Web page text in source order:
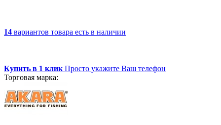
14 вариантов товара есть в наличии
Купить в 1 клик Просто укажите Ваш телефон
Торговая марка: